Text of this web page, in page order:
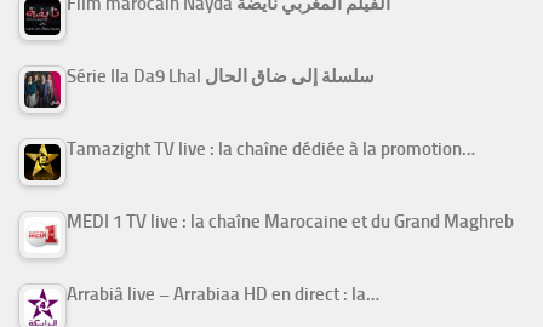
Série Ila Da9 Lhal سلسلة إلى ضاق الحال
Tamazight TV live : la chaîne dédiée à la promotion…
MEDI 1 TV live : la chaîne Marocaine et du Grand Maghreb
Arrabiâ live – Arrabiaa HD en direct : la…